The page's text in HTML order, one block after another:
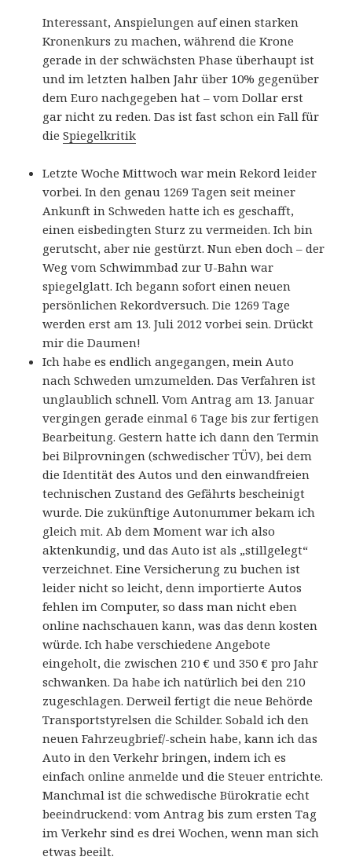
Interessant, Anspielungen auf einen starken
Kronenkurs zu machen, während die Krone
gerade in der schwächsten Phase überhaupt ist
und im letzten halben Jahr über 10% gegenüber
dem Euro nachgegeben hat – vom Dollar erst
gar nicht zu reden. Das ist fast schon ein Fall für
dieSpiegelkritik
Letzte Woche Mittwoch war mein Rekord leider
vorbei. In den genau 1269 Tagen seit meiner
Ankunft in Schweden hatte ich es geschafft,
einen eisbedingten Sturz zu vermeiden. Ich bin
gerutscht, aber nie gestürzt. Nun eben doch – der
Weg vom Schwimmbad zur U-Bahn war
spiegelglatt. Ich begann sofort einen neuen
persönlichen Rekordversuch. Die 1269 Tage
werden erst am 13. Juli 2012 vorbei sein. Drückt
mir die Daumen!
Ich habe es endlich angegangen, mein Auto
nach Schweden umzumelden. Das Verfahren ist
unglaublich schnell. Vom Antrag am 13. Januar
vergingen gerade einmal 6 Tage bis zur fertigen
Bearbeitung. Gestern hatte ich dann den Termin
bei Bilprovningen (schwedischer TÜV), bei dem
die Identität des Autos und den einwandfreien
technischen Zustand des Gefährts bescheinigt
wurde. Die zukünftige Autonummer bekam ich
gleich mit. Ab dem Moment war ich also
aktenkundig, und das Auto ist als „stillgelegt“
verzeichnet. Eine Versicherung zu buchen ist
leider nicht so leicht, denn importierte Autos
fehlen im Computer, so dass man nicht eben
online nachschauen kann, was das denn kosten
würde. Ich habe verschiedene Angebote
eingeholt, die zwischen 210 € und 350 € pro Jahr
schwanken. Da habe ich natürlich bei den 210
zugeschlagen. Derweil fertigt die neue Behörde
Transportstyrelsen die Schilder. Sobald ich den
neuen Fahrzeugbrief/-schein habe, kann ich das
Auto in den Verkehr bringen, indem ich es
einfach online anmelde und die Steuer entrichte.
Manchmal ist die schwedische Bürokratie echt
beeindruckend: vom Antrag bis zum ersten Tag
im Verkehr sind es drei Wochen, wenn man sich
etwas beeilt.